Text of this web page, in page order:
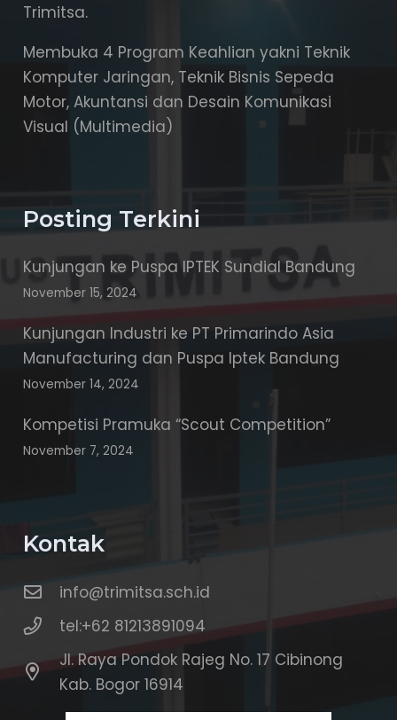
Trimitsa.
Membuka 4 Program Keahlian yakni Teknik
Komputer Jaringan, Teknik Bisnis Sepeda
Motor, Akuntansi dan Desain Komunikasi
Visual (Multimedia)
Posting Terkini
Kunjungan ke Puspa IPTEK Sundial Bandung
November 15, 2024
Kunjungan Industri ke PT Primarindo Asia
Manufacturing dan Puspa Iptek Bandung
November 14, 2024
Kompetisi Pramuka “Scout Competition”
November 7, 2024
Kontak
info@trimitsa.sch.id
tel:+62 81213891094
Jl. Raya Pondok Rajeg No. 17 Cibinong
Kab. Bogor 16914